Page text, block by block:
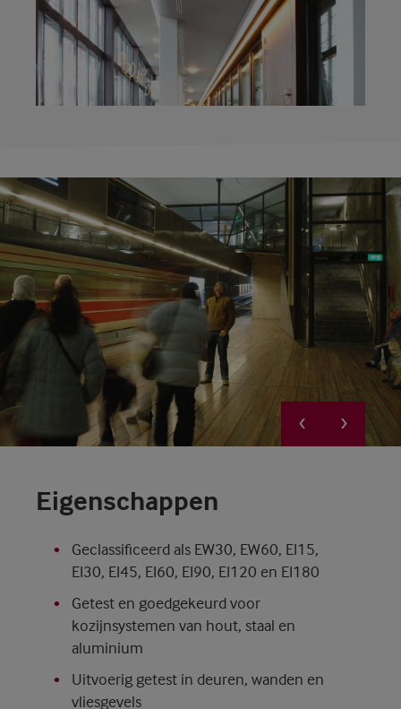
Eigenschappen
Geclassificeerd als EW30, EW60, EI15,
EI30, EI45, EI60, EI90, EI120 en EI180
Getest en goedgekeurd voor
kozijnsystemen van hout, staal en
aluminium
Uitvoerig getest in deuren, wanden en
vliesgevels